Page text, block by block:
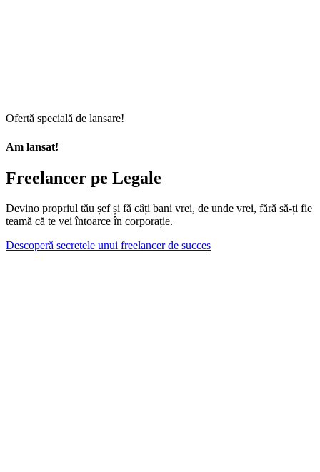
Ofertă specială de lansare!
Am lansat!
Freelancer pe Legale
Devino propriul tău șef și fă câți bani vrei, de unde vrei, fără să-ți fie
teamă că te vei întoarce în corporație.
Descoperă secretele unui freelancer de succes